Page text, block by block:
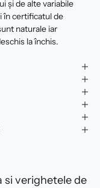
şi de alte variabile
în certificatul de
naturale iar
la închis.
verighetele de